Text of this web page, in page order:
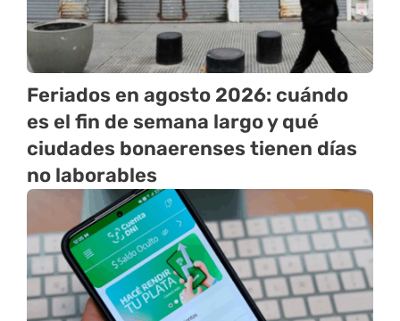
Feriados en agosto 2026: cuándo
es el fin de semana largo y qué
ciudades bonaerenses tienen días
no laborables